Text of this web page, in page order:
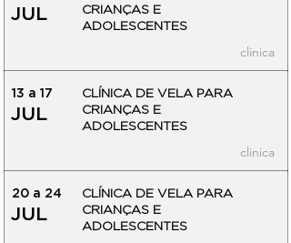
JUL
CRIANÇAS E
ADOLESCENTES
clinica
13 a 17
JUL
CLÍNICA DE VELA PARA
CRIANÇAS E
ADOLESCENTES
clinica
20 a 24
JUL
CLÍNICA DE VELA PARA
CRIANÇAS E
ADOLESCENTES